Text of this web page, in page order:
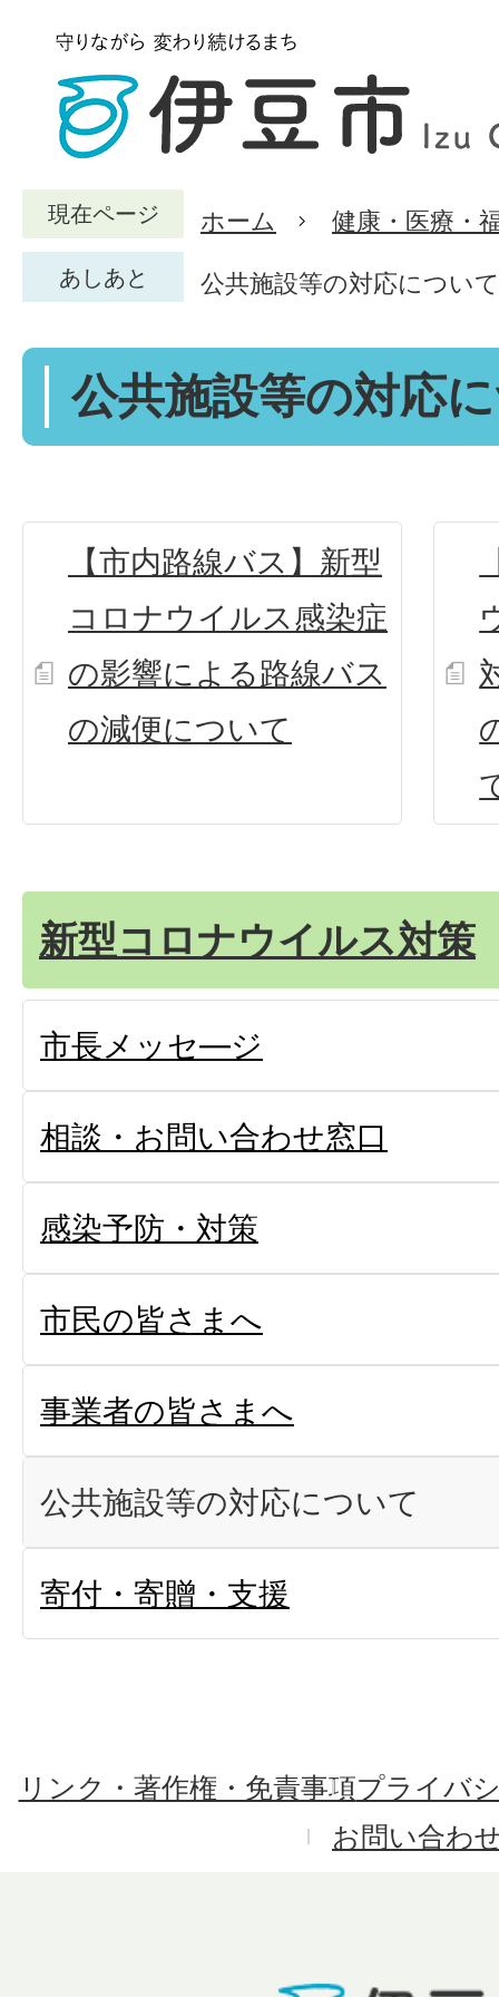
現在ページ ホーム 健康・医療・
あしあと 公共施設等の対応について
公共施設等の対応
【市内路線バス】新型
コロナウイルス感染症
の影響による路線バス
の減便について
新型コロナウイルス対策
市長メッセ―ジ
相談・お問い合わせ窓口
感染予防・対策
市民の皆さまへ
事業者の皆さまへ
公共施設等の対応について
寄付・寄贈・支援
リンク・著作権・免責事項プライバ
お問い合わ